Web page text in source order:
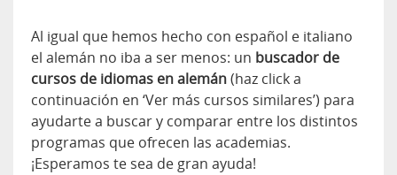
Al igual que hemos hecho con español e italiano
el alemán no iba a ser menos: un buscador de
cursos de idiomas en alemán(haz click a
continuación en ‘Ver más cursos similares’) para
ayudarte a buscar y comparar entre los distintos
programas que ofrecen las academias.
¡Esperamos te sea de gran ayuda!